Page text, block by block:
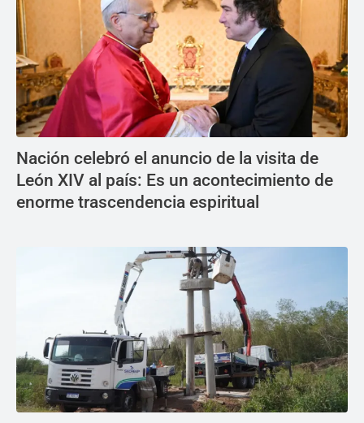
Nación celebró el anuncio de la visita de
León XIV al país: Es un acontecimiento de
enorme trascendencia espiritual